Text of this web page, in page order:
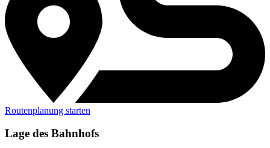
Routenplanung starten
Lage des Bahnhofs